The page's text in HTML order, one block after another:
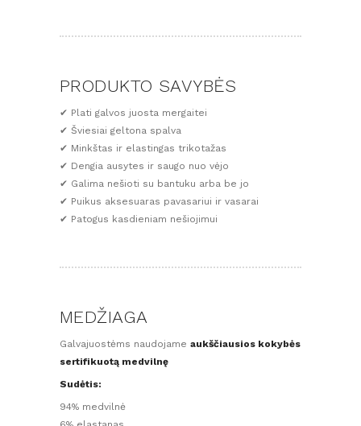
PRODUKTO SAVYBĖS
✔ Plati galvos juosta mergaitei
✔ Šviesiai geltona spalva
✔ Minkštas ir elastingas trikotažas
✔ Dengia ausytes ir saugo nuo vėjo
✔ Galima nešioti su bantuku arba be jo
✔ Puikus aksesuaras pavasariui ir vasarai
✔ Patogus kasdieniam nešiojimui
MEDŽIAGA
Galvajuostėms naudojame aukščiausios kokybės
sertifikuotą medvilnę
Sudėtis:
94% medvilnė